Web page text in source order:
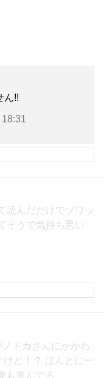
!!
読んだだけでゾワッ
そうで気持ち悪い
ドカさんにかかわ
けど！？ ほんとに一
も進んでる